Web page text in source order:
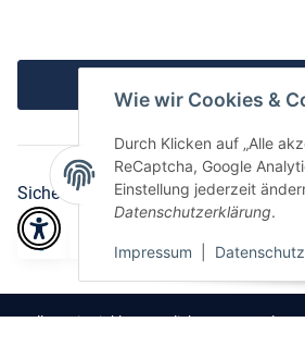
Wie wir Cookies &
Durch Klicken auf „Alle
ReCaptcha, Google
Einstellung jederzeit
Datenschutzerklärung.
Impressum Datenschutz
Sicher bezahlen via:
* Alle Preise inkl. gesetzlicher USt., zzgl.